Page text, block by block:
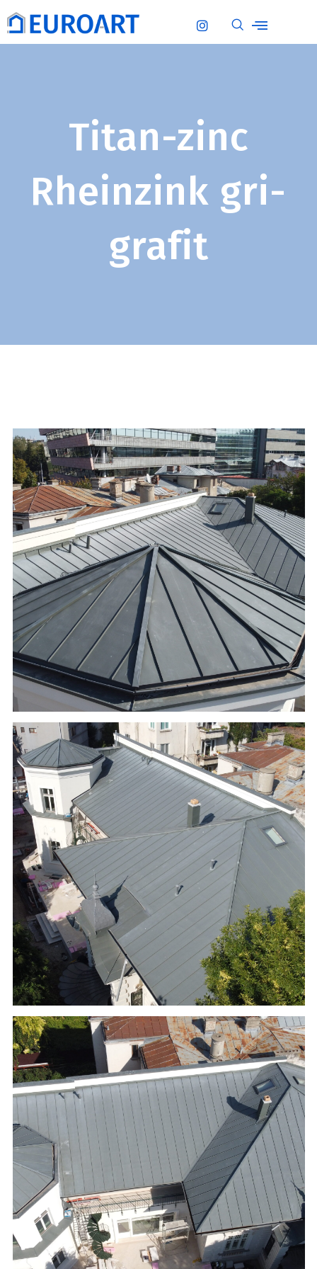
Titan-zinc
Rheinzink gri-
grafit